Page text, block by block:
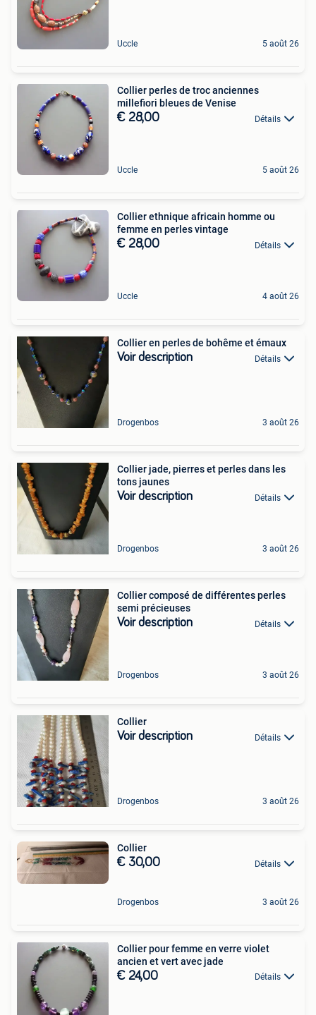
Uccle 5 août 26
Collier perles de troc anciennes
millefiori bleues de Venise
€ 28,00 Détails
Uccle 5 août 26
Collier ethnique africain homme ou
femme en perles vintage
€ 28,00 Détails
Uccle 4 août 26
Collier en perles de bohême et émaux
Voir description Détails
Drogenbos 3 août 26
Collier jade, pierres et perles dans les
tons jaunes
Voir description Détails
Drogenbos 3 août 26
Collier composé de différentes perles
semi précieuses
Voir description Détails
Drogenbos 3 août 26
Collier
Voir description Détails
Drogenbos 3 août 26
Collier
€ 30,00 Détails
Drogenbos 3 août 26
Collier pour femme en verre violet
ancien et vert avec jade
€ 24,00 Détails